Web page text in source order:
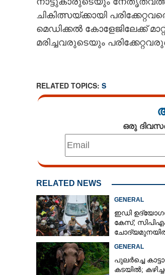
ചികിത്സയ്ക്കായി
മെഡിക്കൽ കോളേജിലേക്ക്
മരിച്ചവരുടെയും
RELATED TOPICS: S
ഒരു
RELATED NEWS
GENERAL
ഇഡി
കേസ്;
GENERAL
പുലർച്ചെ
കടയിൽ;